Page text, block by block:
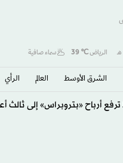
الرياض℃
39 سماء صافية
الشرق الأوسط​ العالم الرأي
وسط مخاوف بشأن خطط إعادة